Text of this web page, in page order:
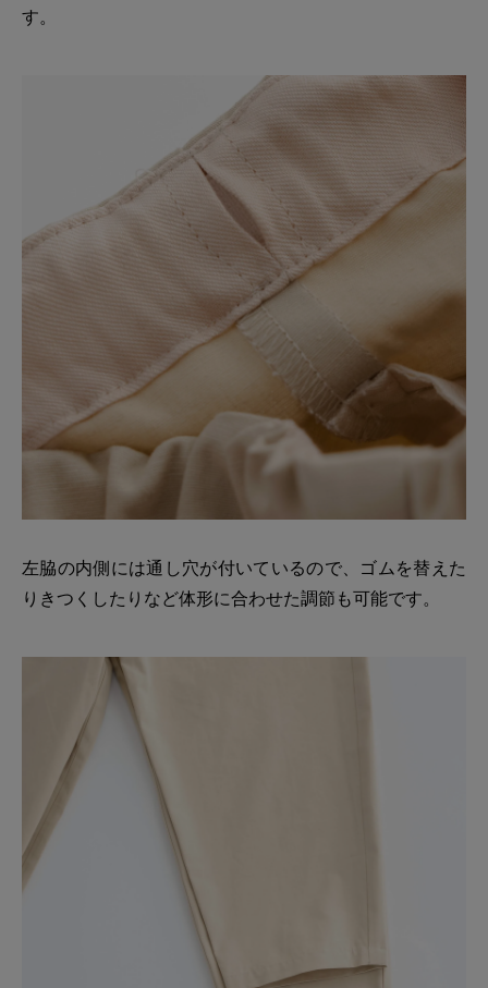
す。
左脇の内側には通し穴が付いているので、ゴムを替えた
りきつくしたりなど体形に合わせた調節も可能です。